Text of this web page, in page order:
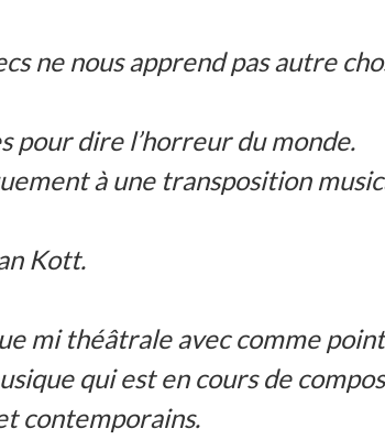
ne nous apprend pas autre
pour dire l’horreur du monde.
à une transposition
Kott.
mi théâtrale avec comme point
qui est en cours de
contemporains.